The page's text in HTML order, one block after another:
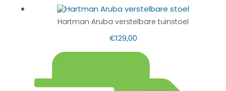
Hartman Aruba verstelbare tuinstoel
€129,00